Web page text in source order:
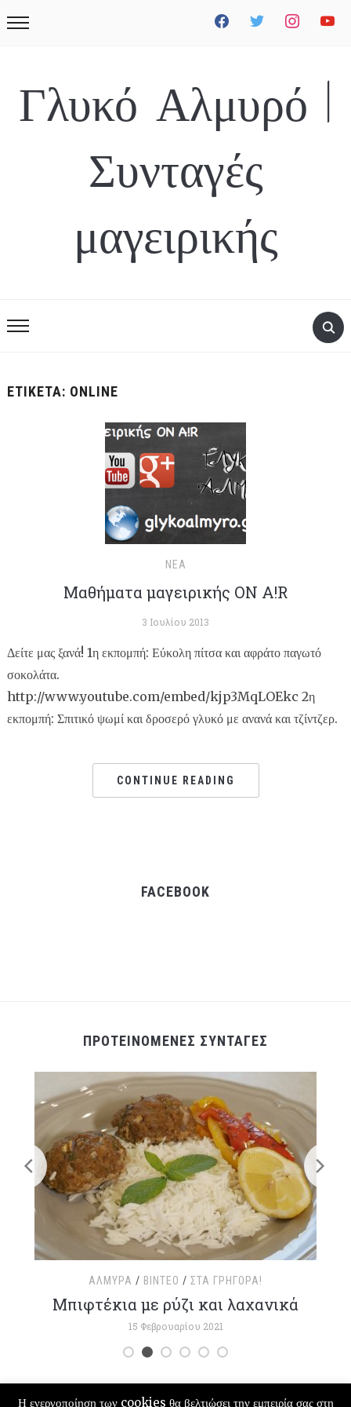
facebook twitter instagramyoutube
Γλυκό Αλμυρό |
Συνταγές
μαγειρικής
ΕΤΙΚΈΤΑ: ONLINE
ΝΈΑ
Μαθήματα μαγειρικής ON A!R
3 Ιουλίου 2013
Δείτε μας ξανά! 1η εκπομπή: Εύκολη πίτσα και αφράτο παγωτό
σοκολάτα.
http://www.youtube.com/embed/kjp3MqLOEkc 2η
εκπομπή: Σπιτικό ψωμί και δροσερό γλυκό με ανανά και τζίντζερ.
CONTINUE READING
FACEBOOK
ΠΡΟΤΕΙΝΟΜΕΝΕΣ ΣΥΝΤΑΓΕΣ
ΑΛΜΥΡΆ / ΒΊΝΤΕΟ / ΣΤΑ ΓΡΉΓΟΡΑ!
Μπιφτέκια με ρύζι και λαχανικά
15 Φεβρουαρίου 2021
Η ενεργοποίηση των cookies θα βελτιώσει την εμπειρία σας στη